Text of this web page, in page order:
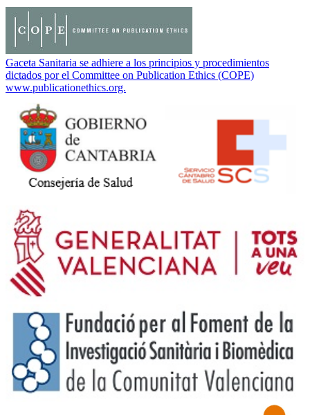
Gaceta Sanitaria se adhiere a los principios y procedimientos
dictados por el Committee on Publication Ethics (COPE)
www.publicationethics.org.